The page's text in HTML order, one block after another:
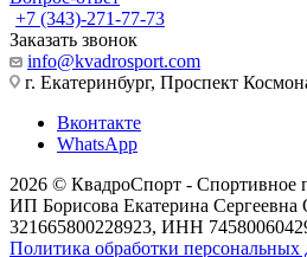
+7 (343)-271-77-73
Заказать звонок
info@kvadrosport.com
г. Екатеринбург, Проспект
Вконтакте
WhatsApp
2026 © КвадроСпорт - Спортивное
ИП Борисова Екатерина
321665800228923, ИНН
Политика обработки